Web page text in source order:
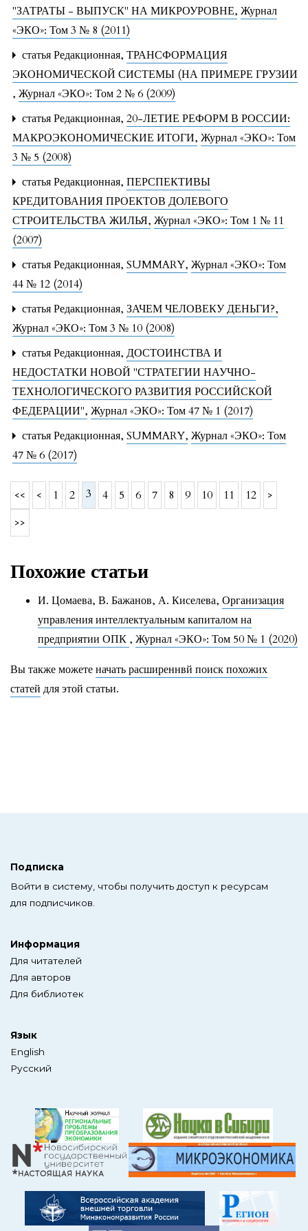
"ЗАТРАТЫ - ВЫПУСК" НА МИКРОУРОВНЕ, Журнал
«ЭКО»: Том 3 № 8 (2011)
статья Редакционная, ТРАНСФОРМАЦИЯ
ЭКОНОМИЧЕСКОЙ СИСТЕМЫ (НА ПРИМЕРЕ ГРУЗИИ
, Журнал «ЭКО»: Том 2 № 6 (2009)
статья Редакционная, 20-ЛЕТИЕ РЕФОРМ В РОССИИ:
МАКРОЭКОНОМИЧЕСКИЕ ИТОГИ, Журнал «ЭКО»: Том
3 № 5 (2008)
статья Редакционная, ПЕРСПЕКТИВЫ
КРЕДИТОВАНИЯ ПРОЕКТОВ ДОЛЕВОГО
СТРОИТЕЛЬСТВА ЖИЛЬЯ, Журнал «ЭКО»: Том 1 № 11
(2007)
статья Редакционная, SUMMARY, Журнал «ЭКО»: Том
44 № 12 (2014)
статья Редакционная, ЗАЧЕМ ЧЕЛОВЕКУ ДЕНЬГИ?,
Журнал «ЭКО»: Том 3 № 10 (2008)
статья Редакционная, ДОСТОИНСТВА И
НЕДОСТАТКИ НОВОЙ "СТРАТЕГИИ НАУЧНО-
ТЕХНОЛОГИЧЕСКОГО РАЗВИТИЯ РОССИЙСКОЙ
ФЕДЕРАЦИИ", Журнал «ЭКО»: Том 47 № 1 (2017)
статья Редакционная, SUMMARY, Журнал «ЭКО»: Том
47 № 6 (2017)
<< < 1 2 3 4 5 6 7 8 9 10 11 12
>
>>
Похожие статьи
И. Цомаева, В. Бажанов, А. Киселева, Организация
управления интеллектуальным капиталом на
предприятии ОПК , Журнал «ЭКО»: Том 50 № 1 (2020)
Вы также можетеначать расширеннвй поиск похожих
статей для этой статьи.
Подписка
Войти в систему, чтобы получить доступ к ресурсам
для подписчиков.
Информация
Для читателей
Для авторов
Для библиотек
Язык
English
Русский